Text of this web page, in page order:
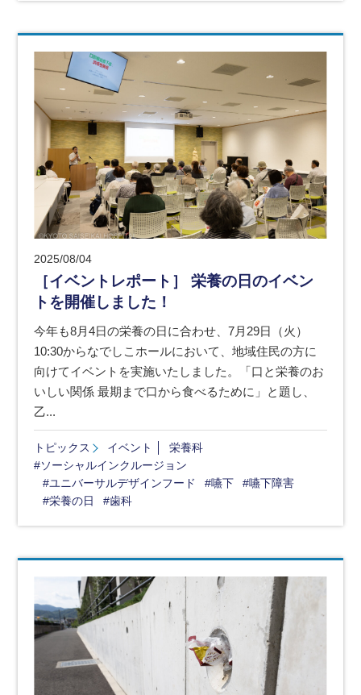
2025/08/04
［イベントレポート］ 栄養の日のイベン
トを開催しました！
今年も8月4日の栄養の日に合わせ、7月29日（火）
10:30からなでしこホールにおいて、地域住民の方に
向けてイベントを実施いたしました。「口と栄養のお
いしい関係 最期まで口から食べるために」と題し、
乙...
トピックス イベント
栄養科
#ソーシャルインクルージョン
#ユニバーサルデザインフード
#嚥下
#嚥下障害
#栄養の日
#歯科